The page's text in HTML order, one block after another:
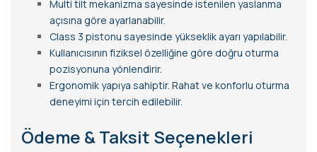
Multi tilt mekanizma sayesinde istenilen yaslanma
açısına göre ayarlanabilir.
Class 3 pistonu sayesinde yükseklik ayarı yapılabilir.
Kullanıcısının fiziksel özelliğine göre doğru oturma
pozisyonuna yönlendirir.
Ergonomik yapıya sahiptir. Rahat ve konforlu oturma
deneyimi için tercih edilebilir.
Ödeme & Taksit Seçenekleri